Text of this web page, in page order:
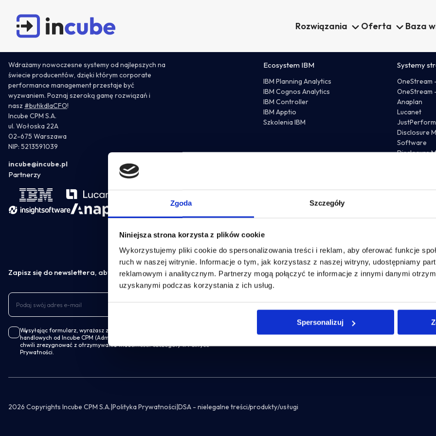
Zgoda Szczegóły
Niniejsza strona korzysta z plików cookie
Wykorzystujemy pliki cookie do spersonalizowania treści i reklam, aby oferować funkcje
ruch w naszej witrynie. Informacje o tym, jak korzystasz z naszej witryny, udostępniamy
reklamowym i analitycznym. Partnerzy mogą połączyć te informacje z innymi danymi
uzyskanymi podczas korzystania z ich usług.
Spersonalizuj
Rozwiązania Oferta Baza
POPULARNE WYSZUKIWANIA
Rozwiązania naszych partnerów
Planowanie i budżetowanie
IBM Planning Analytics
OneStream
Anaplan
Lucanet
JustPerform
Konsolidacja finansowa
Raportowanie ESEF
Disclosure Management Insight
Disclosure Management
Optymalizacja kosztów IT
Business Intelligence
IBM Cognos Analytics
Odkrywaj
Artykuły
Case studies
Wydarzenia
przetwarzania danych.
proces z tygodni do minut.
Kim jesteśmy?
Incube
Zespół
Partnerzy
Kariera
Oferta
Wdrożenie
Wsparcie
Certyfikowane szkolenia IBM
Nearshoring
Flow Incube BI
Administrator Systemów
Interim controller
Wdrażamy nowoczesne systemy od najlepszych na
świecie producentów, dzięki którym corporate
performance management przestaje być
wyzwaniem. Poznaj szeroką gamę rozwiązań i
nasz #butikdlaCFO!
Incube CPM S.A.
ul. Wołoska 22A
02-675 Warszawa
NIP: 5213591039
incube@incube.pl
Partnerzy
Ecosystem IBM
IBM Planning Analytics
IBM Cognos Analytics
IBM Controller
IBM Apptio
Szkolenia IBM
Systemy
OneStream
OneStream
Anaplan
Lucanet
JustPerform
Disclosure
Software
Disclosure
Konsolidacja finansowa
Raportowanie ESEF
Optymalizacja kosztów IT
Wsparcie
Zapisz się do newslettera, aby otrzymać najnowsze treści
Wysyłając formularz, wyrażasz zgodę na otrzymywanie informacji
handlowych od Incube CPM (Administratora Danych). Możesz w każdej
chwili zrezygnować z otrzymywania wiadomości. Szczegóły w Polityce
Prywatności.
2026 Copyrights Incube CPM S.A.|Polityka Prywatności|DSA - nielegalne treści/produkty/usługi